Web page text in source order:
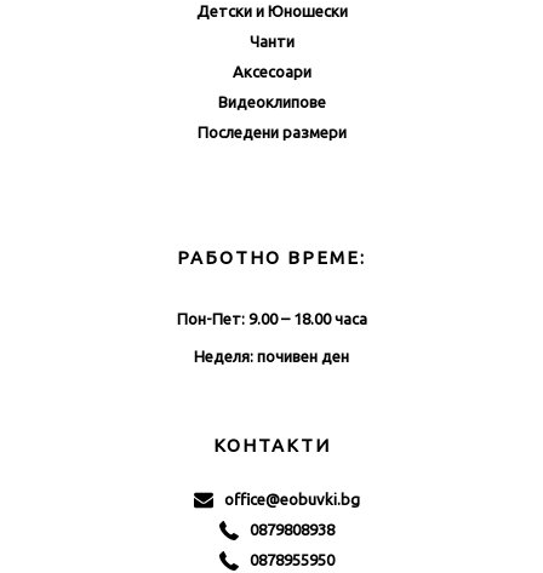
Детски и Юношески
Чанти
Аксесоари
Видеоклипове
Последени размери
РАБОТНО ВРЕМЕ:
Пон-Пет: 9.00 – 18.00 часа
Неделя: почивен ден
КОНТАКТИ
office@eobuvki.bg
0879808938
0878955950